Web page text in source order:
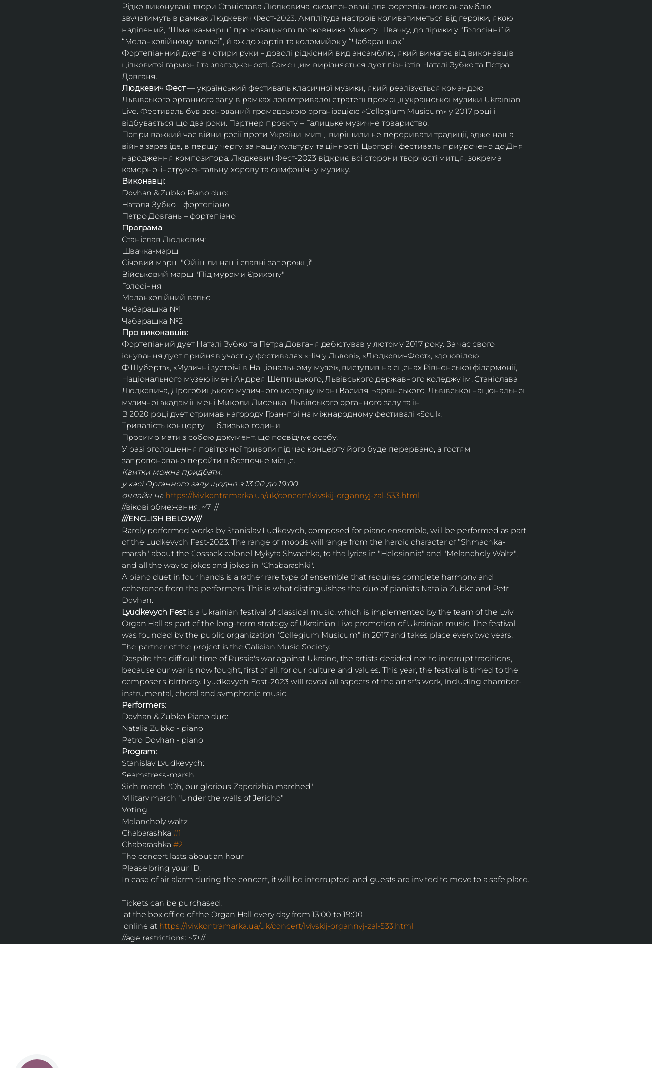
Рідко виконувані твори Станіслава Людкевича, скомпоновані для фортепіанного ансамблю,
звучатимуть в рамках Людкевич Фест-2023. Амплітуда настроїв коливатиметься від героїки, якою
наділений, “Шмачка-марш” про козацького полковника Микиту Швачку, до лірики у “Голосінні” й
“Меланхолійному вальсі”, й аж до жартів та коломийок у “Чабарашках”.
Фортепіанний дует в чотири руки – доволі рідкісний вид ансамблю, який вимагає від виконавців
цілковитої гармонії та злагодженості. Саме цим вирізняється дует піаністів Наталі Зубко та Петра
Довганя.
Людкевич Фест — український фестиваль класичної музики, який реалізується командою
Львівського органного залу в рамках довготривалої стратегії промоції української музики Ukrainian
Live. Фестиваль був заснований громадською організацією «Collegium Musicum» у 2017 році і
відбувається що два роки. Партнер проєкту – Галицьке музичне товариство.
Попри важкий час війни росії проти України, митці вирішили не переривати традиції, адже наша
війна зараз іде, в першу чергу, за нашу культуру та цінності. Цьогоріч фестиваль приурочено до Дня
народження композитора. Людкевич Фест-2023 відкриє всі сторони творчості митця, зокрема
камерно-інструментальну, хорову та симфонічну музику.
Виконавці:
Dovhan & Zubko Piano duo:
Наталя Зубко – фортепіано
Петро Довгань – фортепіано
Програма:
Станіслав Людкевич:
Швачка-марш
Січовий марш "Ой ішли наші славні запорожці"
Військовий марш "Під мурами Єрихону"
Голосіння
Меланхолійний вальс
Чабарашка №1
Чабарашка №2
Про виконавців:
Фортепіаний дует Наталі Зубко та Петра Довганя дебютував у лютому 2017 року. За час свого
існування дует прийняв участь у фестивалях «Ніч у Львові», «ЛюдкевичФест», «до ювілею
Ф.Шуберта», «Музичні зустрічі в Національному музеї», виступив на сценах Рівненської філармонії,
Національного музею імені Андрея Шептицького, Львівського державного коледжу ім. Станіслава
Людкевича, Дрогобицького музичного коледжу імені Василя Барвінського, Львівської національної
музичної академії імені Миколи Лисенка, Львівського органного залу та ін.
В 2020 році дует отримав нагороду Гран-прі на міжнародному фестивалі «Soul».
Тривалість концерту — близько години
Просимо мати з собою документ, що посвідчує особу.
У разі оголошення повітряної тривоги під час концерту його буде перервано, а гостям
запропоновано перейти в безпечне місце.
Квитки можна придбати:
у касі Органного залу щодня з 13:00 до 19:00
онлайн на https://lviv.kontramarka.ua/uk/concert/lvivskij-organnyj-zal-533.html
//вікові обмеження: ~7+//
///ENGLISH BELOW///
Rarely performed works by Stanislav Ludkevуch, composed for piano ensemble, will be performed as part
of the Ludkevуch Fest-2023. The range of moods will range from the heroic character of "Shmachka-
marsh" about the Cossack colonel Mykyta Shvachka, to the lyrics in "Holosinnіa" and "Melancholy Waltz",
and all the way to jokes and jokes in "Chabarashki".
A piano duet in four hands is a rather rare type of ensemble that requires complete harmony and
coherence from the performers. This is what distinguishes the duo of pianists Natalia Zubko and Petr
Dovhan.
Lyudkevуch Fest is a Ukrainian festival of classical music, which is implemented by the team of the Lviv
Organ Hall as part of the long-term strategy of Ukrainian Live promotion of Ukrainian music. The festival
was founded by the public organization "Collegium Musicum" in 2017 and takes place every two years.
The partner of the project is the Galician Music Society.
Despite the difficult time of Russia's war against Ukraine, the artists decided not to interrupt traditions,
because our war is now fought, first of all, for our culture and values. This year, the festival is timed to the
composer's birthday. Lyudkevуch Fest-2023 will reveal all aspects of the artist's work, including chamber-
instrumental, choral and symphonic music.
Performers:
Dovhan & Zubko Piano duo:
Natalіa Zubko - piano
Petro Dovhan - piano
Program:
Stanislav Lyudkevуch:
Seamstress-marsh
Sich march "Oh, our glorious Zaporizhia marched"
Military march "Under the walls of Jericho"
Voting
Melancholy waltz
Chabarashka #1
Chabarashka #2
The concert lasts about an hour
Please bring your ID.
In case of air alarm during the concert, it will be interrupted, and guests are invited to move to a safe place.
Tickets can be purchased:
at the box office of the Organ Hall every day from 13:00 to 19:00
online at https://lviv.kontramarka.ua/uk/concert/lvivskij-organnyj-zal-533.html
//age restrictions: ~7+//
композиторів та твори.